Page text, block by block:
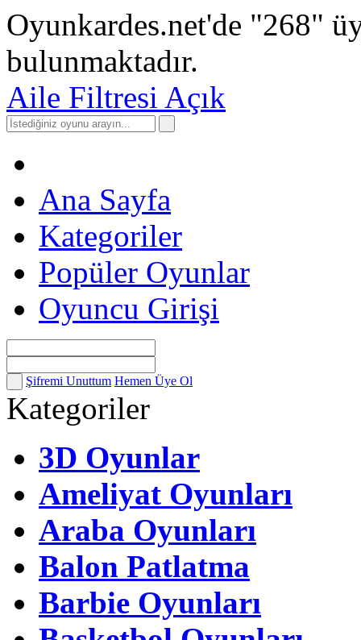
Oyunkardes.net'de "268"
bulunmaktadır.
Aile Filtresi Açık
Ana Sayfa
Kategoriler
Popüler Oyunlar
Oyuncu Girişi
Şifremi Unuttum Hemen Üye Ol
Kategoriler
3D Oyunlar
Ameliyat Oyunları
Araba Oyunları
Balon Patlatma
Barbie Oyunları